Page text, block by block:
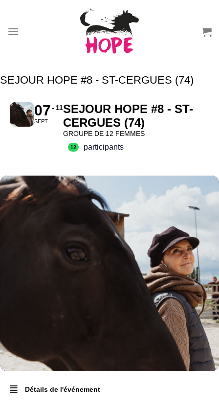
contenu
SEJOUR HOPE #8 - ST-CERGUES (74)
07
SEPT
11SEJOUR HOPE #8 - ST-
CERGUES (74)
GROUPE DE 12 FEMMES
12 participants
Détails de l'événement